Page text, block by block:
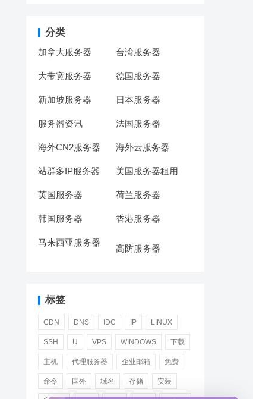
分类
加拿大服务器 台湾服务器
大带宽服务器 德国服务器
新加坡服务器 日本服务器
服务器资讯 法国服务器
海外CN2服务器 海外云服务器
站群多IP服务器 美国服务器租用
英国服务器 荷兰服务器
韩国服务器 香港服务器
马来西亚服务器
高防服务器
标签
CDN DNS IDC IP LINUX
SSH U VPS WINDOWS 下载
主机 代理服务器 企业邮箱 免费
命令 国外 域名 存储 安装